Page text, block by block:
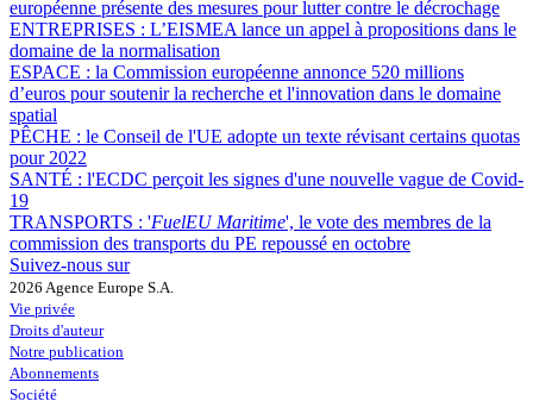
européenne présente des mesures pour lutter contre le décrochage
ENTREPRISES : L’EISMEA lance un appel à propositions dans le
domaine de la normalisation
ESPACE : la Commission européenne annonce 520 millions
d’euros pour soutenir la recherche et l'innovation dans le domaine
spatial
PÊCHE : le Conseil de l'UE adopte un texte révisant certains quotas
pour 2022
SANTÉ : l'ECDC perçoit les signes d'une nouvelle vague de Covid-
19
TRANSPORTS : 'FuelEU Maritime', le vote des membres de la
commission des transports du PE repoussé en octobre
Suivez-nous sur
2026 Agence Europe S.A.
Vie privée
Droits d'auteur
Notre publication
Abonnements
Société